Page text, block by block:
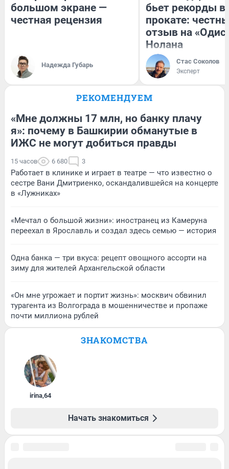
большом экране —
честная рецензия
Надежда Губарь
бьет рекорды в
прокате:
отзыв на
Нолана
Стас Соколов
Эксперт
РЕКОМЕНДУЕМ
«Мне должны 17 млн, но банку плачу
я»: почему в Башкирии обманутые в
ИЖС не могут добиться правды
15 часов 6 680 3
Работает в клинике и играет в театре — что известно о
сестре Вани Дмитриенко, оскандалившейся на концерте
в «Лужниках»
«Мечтал о большой жизни»: иностранец из Камеруна
переехал в Ярославль и создал здесь семью — история
Одна банка — три вкуса: рецепт овощного ассорти на
зиму для жителей Архангельской области
«Он мне угрожает и портит жизнь»: москвич обвинил
турагента из Волгограда в мошенничестве и пропаже
почти миллиона рублей
ЗНАКОМСТВА
irina,64
Начать знакомиться